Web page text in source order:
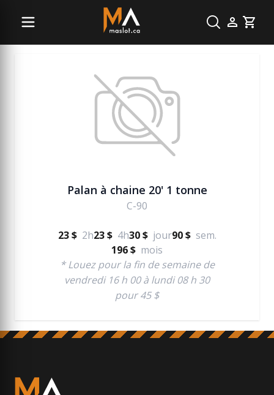
Cart
Manutention
Palan à chaine 20' 1 tonne
C-90
23 $ 2h23 $ 4h30 $ jour90 $ sem.
196 $ mois
* Louez pour la fin de semaine de
vendredi 16 h 00 à lundi 08 h 30
pour 45 $